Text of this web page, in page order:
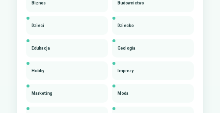
Biznes Budownictwo
Dzieci Dziecko
Edukacja Geologia
Hobby Imprezy
Marketing Moda